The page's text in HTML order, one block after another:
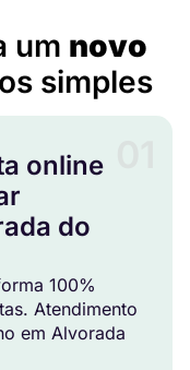
um novo
simples
online
do
100%
Atendimento
em Alvorada